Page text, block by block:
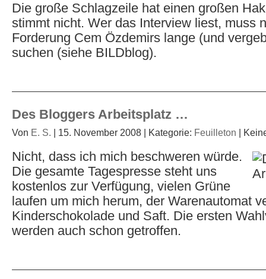
Die große Schlagzeile hat einen großen
stimmt nicht. Wer das Interview liest, muss
Forderung Cem Özdemirs lange (und
suchen (siehe BILDblog).
Des Bloggers Arbeitsplatz …
Von E. S. | 15. November 2008 | Kategorie: Feuilleton |
Nicht, dass ich mich beschweren würde.
Die gesamte Tagespresse steht uns
kostenlos zur Verfügung, vielen Grüne
laufen um mich herum, der Warenautomat
Kinderschokolade und Saft. Die ersten
werden auch schon getroffen.